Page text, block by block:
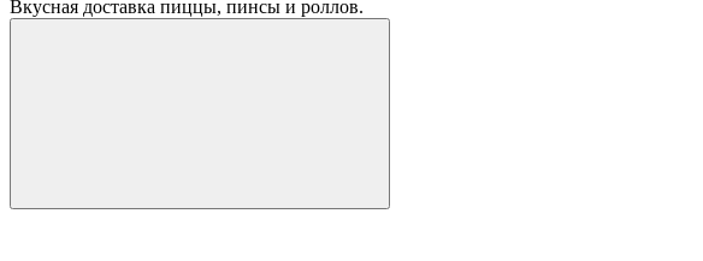
Вкусная доставка пиццы, пинсы и роллов.